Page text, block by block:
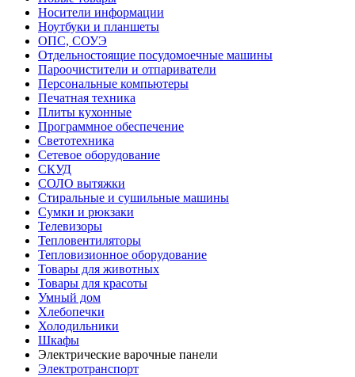
Носители информации
Ноутбуки и планшеты
ОПС, СОУЭ
Отдельностоящие посудомоечные машины
Пароочистители и отпариватели
Персональные компьютеры
Печатная техника
Плиты кухонные
Программное обеспечение
Светотехника
Сетевое оборудование
СКУД
СОЛО вытяжки
Стиральные и сушильные машины
Сумки и рюкзаки
Телевизоры
Тепловентиляторы
Тепловизионное оборудование
Товары для животных
Товары для красоты
Умный дом
Хлебопечки
Холодильники
Шкафы
Электрические варочные панели
Электротранспорт